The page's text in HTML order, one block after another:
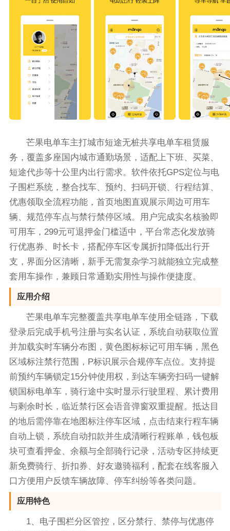
芒果电单车主打城市短途无桩共享电单车租赁服
务，覆盖多座国内城市通勤场景，适配上下班、买菜、
短途代步等十公里内出行需求。软件依托GPS定位与电
子围栏系统，整合找车、预约、扫码开锁、行程结算、
优惠领取全流程功能，首页地图直观展示周边可用车
辆、规范停车点与禁行禁停区域。用户完成实名核验即
可用车，299元可退押金门槛适中，平台常态化发放骑
行优惠券、时长卡，搭配停车区专属折扣降低出行开
支，界面分区清晰，新手无需复杂学习就能独立完成整
套用车操作，兼顾日常通勤实用性与操作便捷度。
应用介绍
芒果电单车完整覆盖共享电单车使用全链路，下载
登录后完成手机号注册与实名认证，系统自动获取位置
并加载实时车辆分布图，黄色图标标记可用车辆，黑色
区域标注禁行范围，P标识展示合规停车点位。支持提
前预约车辆锁定15分钟使用权，到达车辆旁扫码一键解
锁国标电单车，骑行途中实时显示行驶里程、累计费用
与剩余时长，临近禁行区会语音弹窗双重提醒。抵达目
的地后需停靠在地图标注停车区域，点击结束行程车辆
自动上锁，系统自动扣款并生成清晰行程账单，钱包板
块可查看押金、余额与全部骑行记录，活动专区持续更
新免费骑行、折扣券、好友邀骑福利，配套在线客服入
口方便用户反馈车辆故障、停车纠纷等各类问题。
应用特色
1、电子围栏分区管控，区分禁行、禁停与优惠停